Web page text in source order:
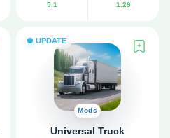
5.1 1.29
UPDATE
Mods
Universal Truck